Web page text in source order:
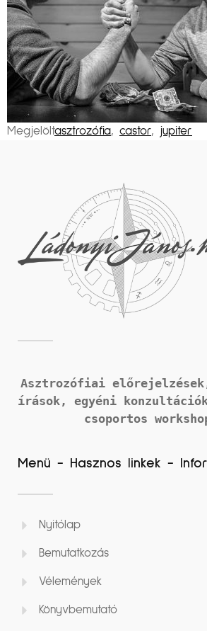
Megjelöltasztrozófia, castor, jupiter
Asztrozófiai
írások,
csoportos
Menü - Hasznos linkek -
Nyitólap
Bemutatkozás
Vélemények
Könyvbemutató